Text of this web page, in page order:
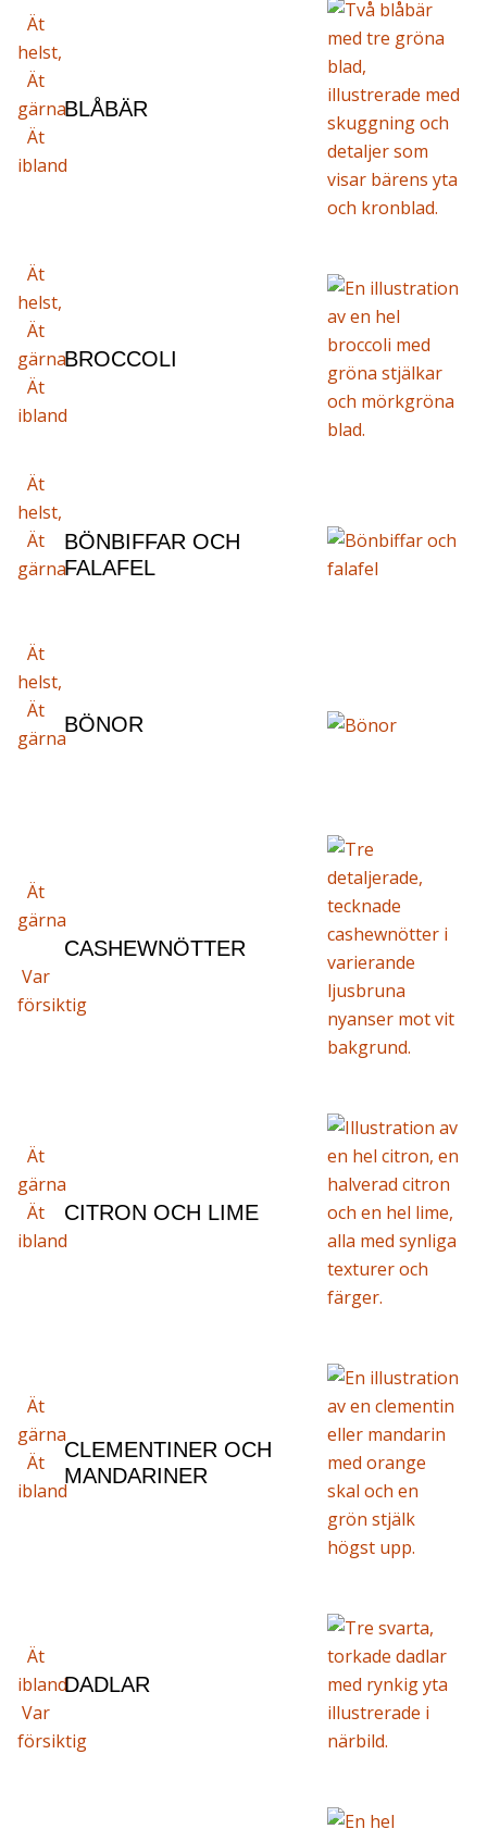
Ät
helst,
Ät
gärna
Ät
ibland
BLÅBÄR
Ät
helst,
Ät
gärna
Ät
ibland
BROCCOLI
Ät
helst,
Ät
gärna
BÖNBIFFAR OCH
FALAFEL
Ät
helst,
Ät
gärna
BÖNOR
Ät
gärna
Var
försiktig
CASHEWNÖTTER
Ät
gärna
Ät
ibland
CITRON OCH LIME
Ät
gärna
Ät
ibland
CLEMENTINER OCH
MANDARINER
Ät
ibland
Var
försiktig
DADLAR